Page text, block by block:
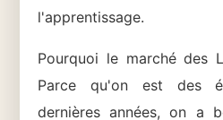
l'apprentissage.
Pourquoi le marché des
Parce qu'on est des
dernières années, on a